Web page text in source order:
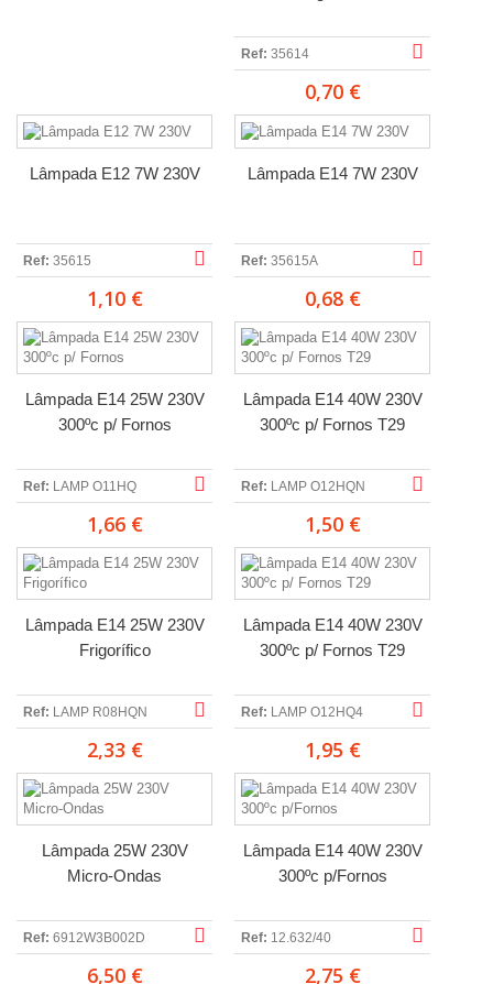
Ref: 35614
0,70 €
Lâmpada E12 7W 230V
Ref: 35615
1,10 €
Lâmpada E14 7W 230V
Ref: 35615A
0,68 €
Lâmpada E14 25W 230V
300ºc p/ Fornos
Ref: LAMP O11HQ
1,66 €
Lâmpada E14 40W 230V
300ºc p/ Fornos T29
Ref: LAMP O12HQN
1,50 €
Lâmpada E14 25W 230V
Frigorífico
Ref: LAMP R08HQN
2,33 €
Lâmpada E14 40W 230V
300ºc p/ Fornos T29
Ref: LAMP O12HQ4
1,95 €
Lâmpada 25W 230V
Micro-Ondas
Ref: 6912W3B002D
6,50 €
Lâmpada E14 40W 230V
300ºc p/Fornos
Ref: 12.632/40
2,75 €